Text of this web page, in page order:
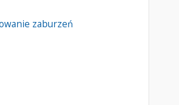
zaburzeń